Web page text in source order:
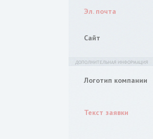
Эл. почта
Сайт
ДОПОЛНИТЕЛЬНАЯ ИНФОРМАЦИЯ
Логотип компании
Текст заявки